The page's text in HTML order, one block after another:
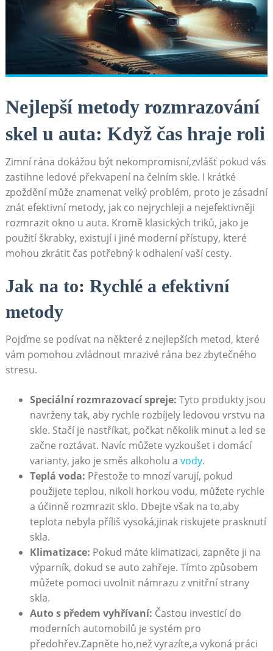
Nejlepší metody rozmrazování
skel u auta: Když čas hraje roli
Zimní rána dokážou být nekompromisní,zvlášť pokud ​vás
zastihne ledové překvapení na čelním‍ skle. I krátké
zpoždění může znamenat velký problém, proto je zásadní
znát efektivní‌ metody, jak co nejrychleji a nejefektivněji
rozmrazit okno u auta. Kromě klasických triků, jako je
použití škrabky, ‍existují i jiné moderní‌ přístupy, které
mohou⁣ zkrátit čas potřebný k ⁤odhalení vaší cesty.
Jak na to: Rychlé a efektivní
metody
Pojďme se podívat na některé z nejlepších​ metod, které
vám pomohou zvládnout mrazivé rána bez‍ zbytečného
stresu.
Speciální rozmrazovací spreje: ⁢Tyto produkty jsou
navrženy​ tak, aby rychle rozbíjely ledovou⁤ vrstvu na
skle. Stačí je‌ nastříkat, počkat několik ⁤minut a led se
⁢začne roztávat. Navíc můžete vyzkoušet i⁤ domácí
varianty, jako je směs alkoholu a vody.
Teplá voda: Přestože to mnozí varují, pokud
použijete teplou, nikoli ⁤horkou vodu, můžete rychle
a‌ účinně rozmrazit sklo. Dbejte ​však na to,aby
teplota nebyla příliš‍ vysoká,jinak​ riskujete ⁣prasknutí
skla.
Klimatizace: Pokud máte klimatizaci, zapněte ji na
výparník, dokud ‌se auto zahřeje. Tímto způsobem‌
můžete pomoci ‌uvolnit námrazu z vnitřní strany
skla.
Auto‍ s ‍předem vyhřívaní: Častou investicí‍ do
moderních automobilů je systém pro
⁤předohřev.Zapněte ho,než vyrazíte,a vykoná práci ​